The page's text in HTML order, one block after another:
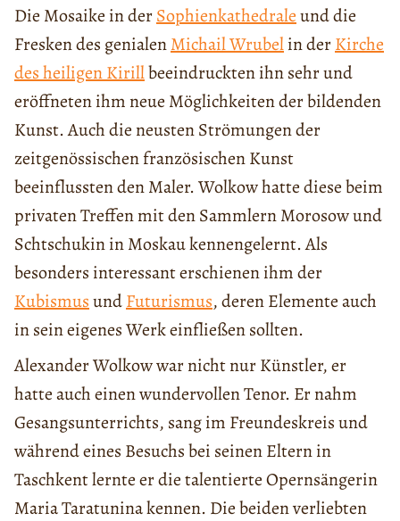
Die Mosaike in derSophienkathedraleund die
Fresken des genialenMichail Wrubelin derKirche
des heiligen Kirillbeeindruckten ihn sehr und
eröffneten ihm neue Möglichkeiten der bildenden
Kunst. Auch die neusten Strömungen der
zeitgenössischen französischen Kunst
beeinflussten den Maler. Wolkow hatte diese beim
privaten Treffen mit den Sammlern Morosow und
Schtschukin in Moskau kennengelernt. Als
besonders interessant erschienen ihm der
KubismusundFuturismus, deren Elemente auch
in sein eigenes Werk einfließen sollten.
Alexander Wolkow war nicht nur Künstler, er
hatte auch einen wundervollen Tenor. Er nahm
Gesangsunterrichts, sang im Freundeskreis und
während eines Besuchs bei seinen Eltern in
Taschkent lernte er die talentierte Opernsängerin
Maria Taratunina kennen. Die beiden verliebten